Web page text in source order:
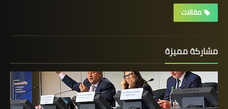
مقالات
مشاركة مميزة